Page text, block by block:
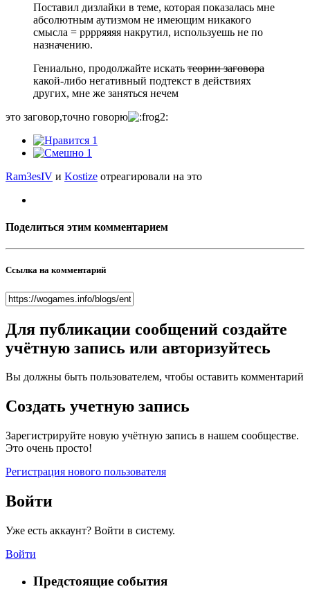
Поставил дизлайки в теме, которая показалась мне
абсолютным аутизмом не имеющим никакого
смысла = рррряяяя накрутил, используешь не по
назначению.
Гениально, продолжайте искать теории заговора
какой-либо негативный подтекст в действиях
других, мне же заняться нечем
это заговор,точно говорю
1
1
Ram3esIV и Kostize отреагировали на это
Поделиться этим комментарием
Ссылка на комментарий
Для публикации сообщений создайте
учётную запись или авторизуйтесь
Вы должны быть пользователем, чтобы оставить комментарий
Создать учетную запись
Зарегистрируйте новую учётную запись в нашем сообществе.
Это очень просто!
Регистрация нового пользователя
Войти
Уже есть аккаунт? Войти в систему.
Войти
Предстоящие события